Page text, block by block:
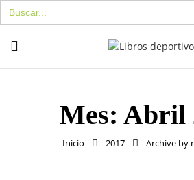
Buscar:
Mes: Abril
Inicio 2017 Archive by